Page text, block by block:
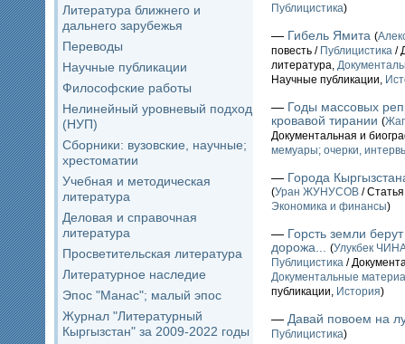
Литература ближнего и
дальнего зарубежья
Переводы
Научные публикации
Философские работы
Нелинейный уровневый подход
(НУП)
Сборники: вузовские, научные;
хрестоматии
Учебная и методическая
литература
Деловая и справочная
литература
Просветительская литература
Литературное наследие
Эпос "Манас"; малый эпос
Журнал "Литературный
Кыргызстан" за 2009-2022 годы
Публицистика)
— Гибель Ямита (
повесть / Публицистика /
литература,
Научные публикации,
— Годы массовых
кровавой тирании (
Документальная и
мемуары; очерки,
— Города
(Уран ЖУНУСОВ /
Экономика и финансы)
— Горсть земли
дорожа... (Улукбек
Публицистика /
Документальные
публикации, История)
— Давай повоем на
Публицистика)